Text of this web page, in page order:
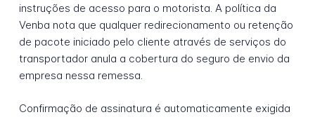
instruções de acesso para o motorista. A política da
Venba nota que qualquer redirecionamento ou retenção
de pacote iniciado pelo cliente através de serviços do
transportador anula a cobertura do seguro de envio da
empresa nessa remessa.
Confirmação de assinatura é automaticamente exigida